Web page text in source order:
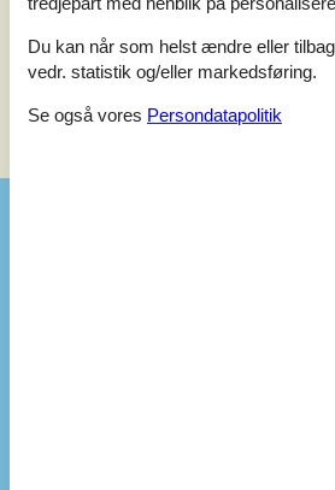
Du kan når som helst ændre eller
vedr. statistik og/eller markedsføring.
Se også vores Persondatapolitik